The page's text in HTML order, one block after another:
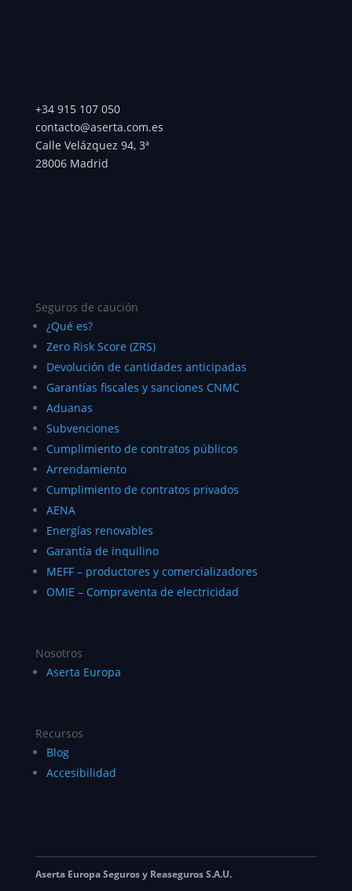
+34 915 107 050
contacto@aserta.com.es
Calle Velázquez 94, 3ª
28006 Madrid
Seguros de caución
¿Qué es?
Zero Risk Score (ZRS)
Devolución de cantidades anticipadas
Garantías fiscales y sanciones CNMC
Aduanas
Subvenciones
Cumplimiento de contratos públicos
Arrendamiento
Cumplimiento de contratos privados
AENA
Energías renovables
Garantía de inquilino
MEFF – productores y comercializadores
OMIE – Compraventa de electricidad
Nosotros
Aserta Europa
Recursos
Blog
Accesibilidad
Aserta Europa Seguros y Reaseguros S.A.U.